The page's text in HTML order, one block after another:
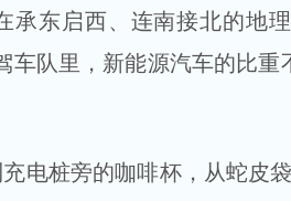
承东启西、连南接北的地
车队里，新能源汽车的比
桩旁的咖啡杯，从蛇皮袋